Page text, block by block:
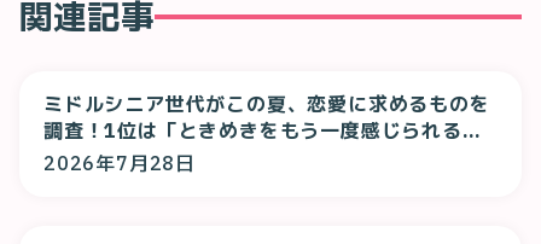
関連記事
ミドルシニア世代がこの夏、恋愛に求めるものを
調査！1位は「ときめきをもう一度感じられる
恋」！
2026年7月28日